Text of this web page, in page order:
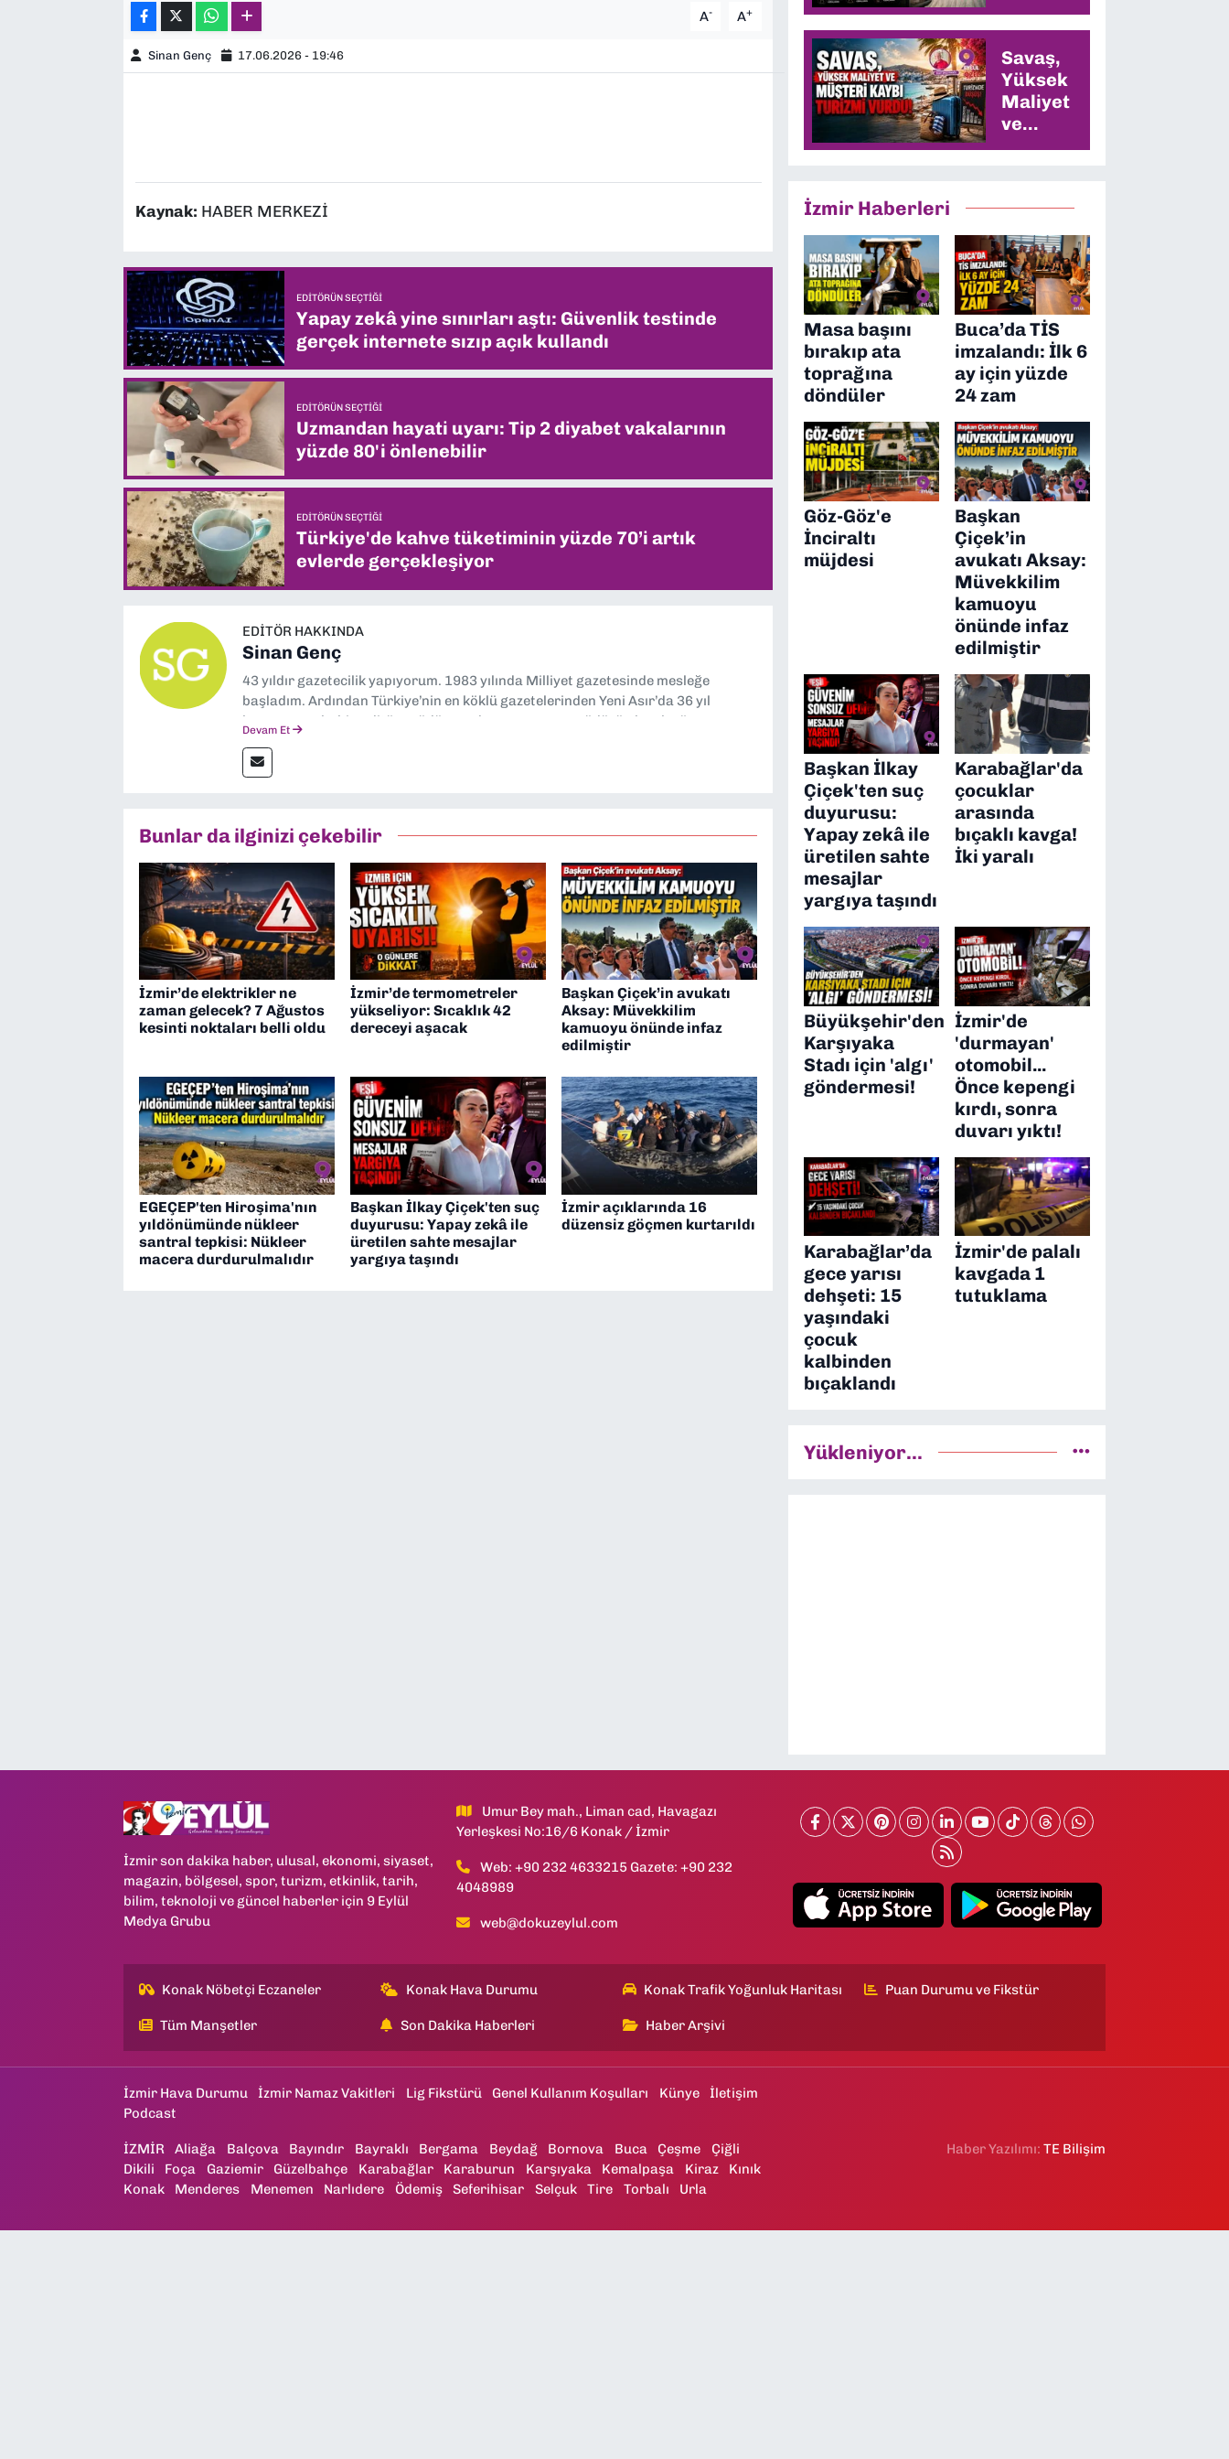
A- A+
Sinan Genç 17.06.2026 - 19:46
Kaynak: HABER MERKEZİ
EDITÖRÜN SEÇTIĞI
Yapay zekâ yine sınırları aştı: Güvenlik testinde
gerçek internete sızıp açık kullandı
EDITÖRÜN SEÇTIĞI
Uzmandan hayati uyarı: Tip 2 diyabet vakalarının
yüzde 80'i önlenebilir
EDITÖRÜN SEÇTIĞI
Türkiye'de kahve tüketiminin yüzde 70’i artık
evlerde gerçekleşiyor
EDITÖR HAKKINDA
Sinan Genç
43 yıldır gazetecilik yapıyorum. 1983 yılında Milliyet gazetesinde mesleğe
başladım. Ardından Türkiye’nin en köklü gazetelerinden Yeni Asır’da 36 yıl
boyunca muhabir, editör, müdür yardımcısı ve spor müdürü olarak görev
anda Dokuz Eylül Gazetesi'nde editörlük yapıyorum
Devam Et
Bunlar da ilginizi çekebilir
İzmir’de elektrikler ne
zaman gelecek? 7 Ağustos
kesinti noktaları belli oldu
İzmir’de termometreler
yükseliyor: Sıcaklık 42
dereceyi aşacak
Başkan Çiçek’in avukatı
Aksay: Müvekkilim
kamuoyu önünde infaz
edilmiştir
EGEÇEP'ten Hiroşima'nın
yıldönümünde nükleer
santral tepkisi: Nükleer
macera durdurulmalıdır
Başkan İlkay Çiçek'ten suç
duyurusu: Yapay zekâ ile
üretilen sahte mesajlar
yargıya taşındı
İzmir açıklarında 16
düzensiz göçmen kurtarıldı
Savaş,
Yüksek
Maliyet
ve
Müşteri
Vurdu
İzmir Haberleri
Masa başını
bırakıp ata
toprağına
döndüler
Buca’da TİS
imzalandı: İlk 6
ay için yüzde
24 zam
Göz-Göz'e
İnciraltı
müjdesi
Başkan
Çiçek’in
avukatı Aksay:
Müvekkilim
kamuoyu
önünde infaz
edilmiştir
Başkan İlkay
Çiçek'ten suç
duyurusu:
Yapay zekâ ile
üretilen sahte
mesajlar
yargıya taşındı
Karabağlar'da
çocuklar
arasında
bıçaklı kavga!
İki yaralı
Büyükşehir'den
Karşıyaka
Stadı için 'algı'
göndermesi!
İzmir'de
'durmayan'
otomobil...
Önce kepengi
kırdı, sonra
duvarı yıktı!
Karabağlar’da
gece yarısı
dehşeti: 15
yaşındaki
çocuk
kalbinden
bıçaklandı
İzmir'de palalı
kavgada 1
tutuklama
Yükleniyor...
İzmir son dakika haber, ulusal, ekonomi, siyaset,
magazin, bölgesel, spor, turizm, etkinlik, tarih,
bilim, teknoloji ve güncel haberler için 9 Eylül
Medya Grubu
Umur Bey mah., Liman cad, Havagazı
Yerleşkesi No:16/6 Konak / İzmir
Web: +90 232 4633215 Gazete: +90 232
4048989
web@dokuzeylul.com
Konak Nöbetçi Eczaneler Konak Hava Durumu Konak Trafik Yoğunluk Haritası Puan Durumu ve Fikstür
Tüm Manşetler Son Dakika Haberleri Haber Arşivi
İzmir Hava Durumu İzmir Namaz Vakitleri Lig Fikstürü Genel Kullanım Koşulları Künye
İletişim
Podcast
İZMİR Aliağa Balçova Bayındır Bayraklı Bergama Beydağ Bornova Buca Çeşme
Çiğli
Dikili
Foça Gaziemir Güzelbahçe Karabağlar Karaburun Karşıyaka Kemalpaşa Kiraz
Kınık
Konak
Menderes Menemen Narlıdere Ödemiş Seferihisar Selçuk Tire Torbalı Urla
Haber Yazılımı:TE Bilişim